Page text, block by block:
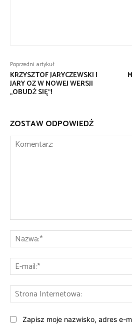
Poprzedni artykuł
KRZYSZTOF JARYCZEWSKI I
JARY OZ W NOWEJ WERSJI
„OBUDŹ SIĘ”!
ZOSTAW ODPOWIEDŹ
Zapisz moje nazwisko, adres e-